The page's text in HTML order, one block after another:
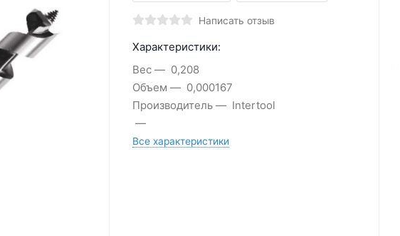
Написать отзыв
Характеристики:
Вес
0,208
Объем
0,000167
Производитель
Intertool
Все характеристики